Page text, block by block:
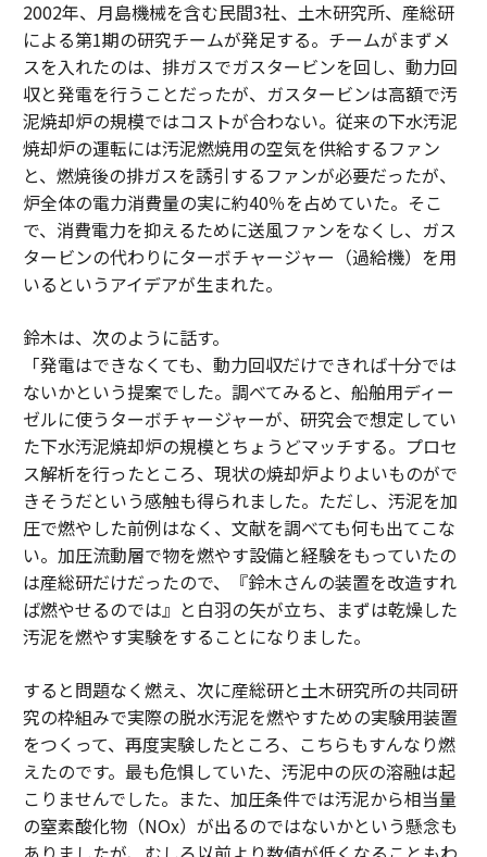
2002年、月島機械を含む民間3社、土木研究所、産総研
による第1期の研究チームが発足する。チームがまずメ
スを入れたのは、排ガスでガスタービンを回し、動力回
収と発電を行うことだったが、ガスタービンは高額で汚
泥焼却炉の規模ではコストが合わない。従来の下水汚泥
焼却炉の運転には汚泥燃焼用の空気を供給するファン
と、燃焼後の排ガスを誘引するファンが必要だったが、
炉全体の電力消費量の実に約40％を占めていた。そこ
で、消費電力を抑えるために送風ファンをなくし、ガス
タービンの代わりにターボチャージャー（過給機）を用
いるというアイデアが生まれた。
鈴木は、次のように話す。
「発電はできなくても、動力回収だけできれば十分では
ないかという提案でした。調べてみると、船舶用ディー
ゼルに使うターボチャージャーが、研究会で想定してい
た下水汚泥焼却炉の規模とちょうどマッチする。プロセ
ス解析を行ったところ、現状の焼却炉よりよいものがで
きそうだという感触も得られました。ただし、汚泥を加
圧で燃やした前例はなく、文献を調べても何も出てこな
い。加圧流動層で物を燃やす設備と経験をもっていたの
は産総研だけだったので、『鈴木さんの装置を改造すれ
ば燃やせるのでは』と白羽の矢が立ち、まずは乾燥した
汚泥を燃やす実験をすることになりました。
すると問題なく燃え、次に産総研と土木研究所の共同研
究の枠組みで実際の脱水汚泥を燃やすための実験用装置
をつくって、再度実験したところ、こちらもすんなり燃
えたのです。最も危惧していた、汚泥中の灰の溶融は起
こりませんでした。また、加圧条件では汚泥から相当量
の窒素酸化物（NOx）が出るのではないかという懸念も